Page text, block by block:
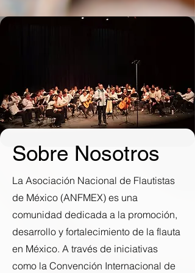
Sobre Nosotros
La Asociación Nacional de Flautistas
de México (ANFMEX) es una
comunidad dedicada a la promoción,
desarrollo y fortalecimiento de la flauta
en México. A través de iniciativas
como la Convención Internacional de